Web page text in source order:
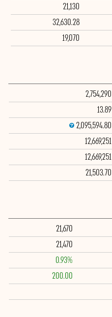
21,130
32,630.28
19,070
2,754,290
13.89
2,095,594.80
12,669,251
12,669,251
21,503.70
21,670
21,470
0.93%
200.00